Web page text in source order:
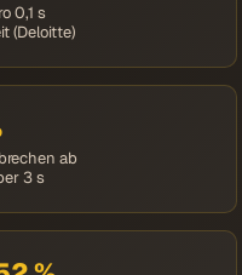
0,1 s
(Deloitte)
ab
3 s